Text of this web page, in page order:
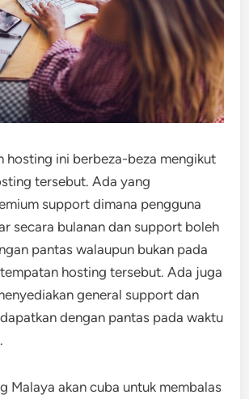
hosting ini berbeza-beza mengikut
tersebut. Ada yang
support dimana pengguna
secara bulanan dan support boleh
pantas walaupun bukan pada
hosting tersebut. Ada juga
general support dan
dengan pantas pada waktu
Malaya akan cuba untuk membalas